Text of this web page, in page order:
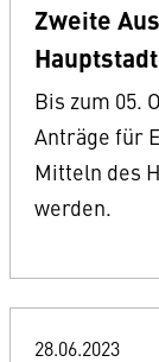
Zweite
Bis zum 05.
Anträge für
Mitteln des
werden.
28.06.2023